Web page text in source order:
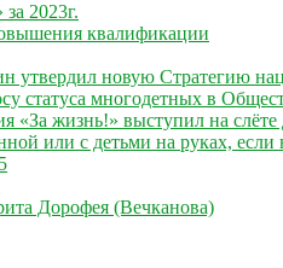
2023г.
квалификации
новую Стратегию
статуса многодетных в
«За жизнь!» выступил на
или с детьми на руках, если
Дорофея (Вечканова)